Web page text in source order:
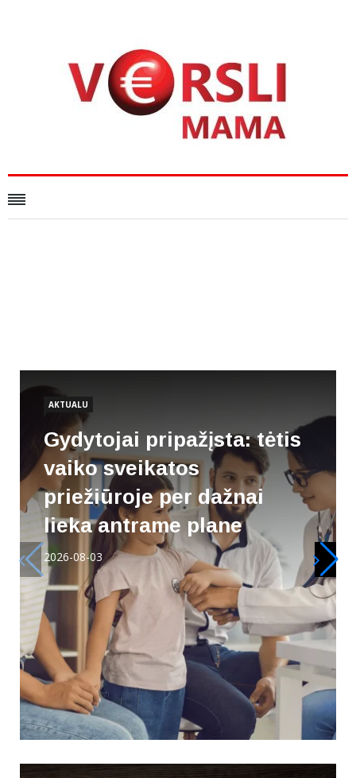
AKTUALU
Gydytojai pripažįsta: tėtis
vaiko sveikatos
priežiūroje per dažnai
lieka antrame plane
2026-08-03